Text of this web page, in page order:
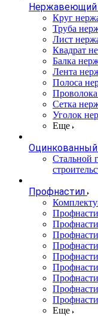
Нержавеющий
Круг
Труба
Лист
Квадрат
Балка
Лента
Полоса
Сетка
Уголок
Еще
Стальной
Профнастил
Еще